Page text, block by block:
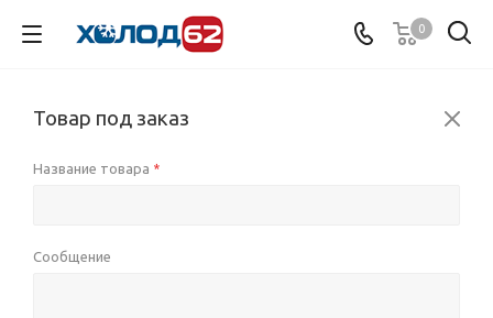
0
Товар под заказ
Название товара *
Сообщение